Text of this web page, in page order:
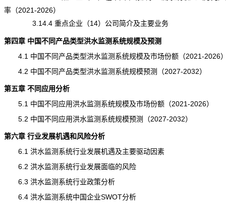
率（2021-2026）
3.14.4 重点企业（14）公司简介及主要业务
第四章 中国不同产品类型洪水监测系统规模及预测
4.1 中国不同产品类型洪水监测系统规模及市场份额（2021-2026
4.2 中国不同产品类型洪水监测系统规模预测（2027-2032）
第五章 不同应用分析
5.1 中国不同应用洪水监测系统规模及市场份额（2021-2026）
5.2 中国不同应用洪水监测系统规模预测（2027-2032）
第六章 行业发展机遇和风险分析
6.1 洪水监测系统行业发展机遇及主要驱动因素
6.2 洪水监测系统行业发展面临的风险
6.3 洪水监测系统行业政策分析
6.4 洪水监测系统中国企业SWOT分析